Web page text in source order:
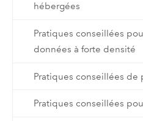
hébergées
Pratiques conseillées
données à forte densité
Pratiques conseillées de
Pratiques conseillées